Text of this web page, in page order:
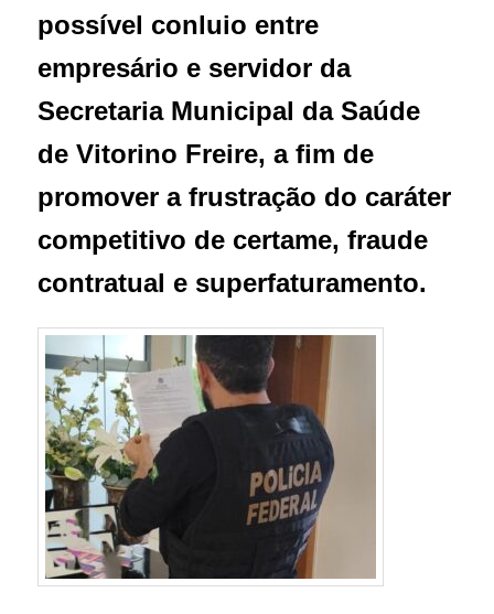
possível conluio entre
empresário e servidor da
Secretaria Municipal da Saúde
de Vitorino Freire, a fim de
promover a frustração do caráter
competitivo de certame, fraude
contratual e superfaturamento.